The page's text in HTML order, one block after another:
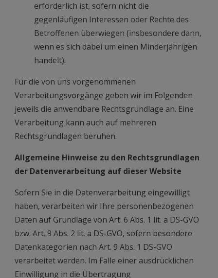
erforderlich ist, sofern nicht die
gegenläufigen Interessen oder Rechte des
Betroffenen überwiegen (insbesondere dann,
wenn es sich dabei um einen Minderjährigen
handelt).
Für die von uns vorgenommenen
Verarbeitungsvorgänge geben wir im Folgenden
jeweils die anwendbare Rechtsgrundlage an. Eine
Verarbeitung kann auch auf mehreren
Rechtsgrundlagen beruhen.
Allgemeine Hinweise zu den Rechtsgrundlagen
der Datenverarbeitung auf dieser Website
Sofern Sie in die Datenverarbeitung eingewilligt
haben, verarbeiten wir Ihre personenbezogenen
Daten auf Grundlage von Art. 6 Abs. 1 lit. a DS-GVO
bzw. Art. 9 Abs. 2 lit. a DS-GVO, sofern besondere
Datenkategorien nach Art. 9 Abs. 1 DS-GVO
verarbeitet werden. Im Falle einer ausdrücklichen
Einwilligung in die Übertragung